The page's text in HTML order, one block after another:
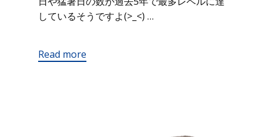
しているそうですよ(>_<) …
Read more